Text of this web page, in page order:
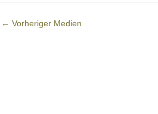
← Vorheriger Medien